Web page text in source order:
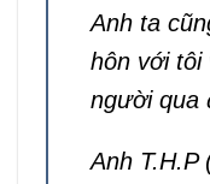
Anh ta
hôn với tôi
người qua
Anh T.H.P